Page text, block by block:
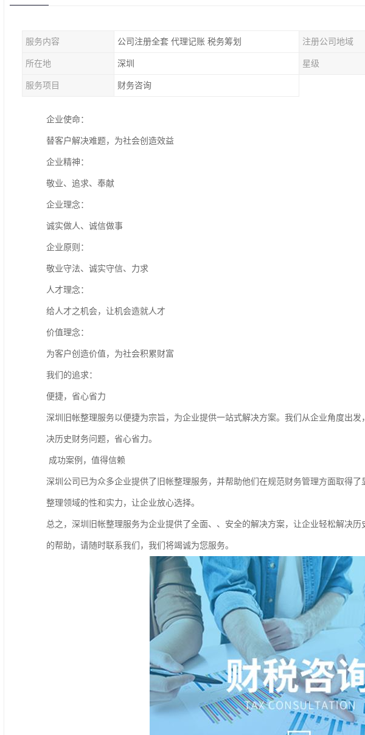
服务内容 公司注册全套 代理记账 税务筹划 注册公司地域
所在地 深圳 星级
服务项目 财务咨询
企业使命：
替客户解决难题，为社会创造效益
企业精神：
敬业、追求、奉献
企业理念：
诚实做人、诚信做事
企业原则：
敬业守法、诚实守信、力求
人才理念：
给人才之机会，让机会造就人才
价值理念：
为客户创造价值，为社会积累财富
我们的追求：
便捷，省心省力
深圳旧帐整理服务以便捷为宗旨，为企业提供一站式解决方案。我们从企业角度出
决历史财务问题，省心省力。
成功案例，值得信赖
深圳公司已为众多企业提供了旧帐整理服务，并帮助他们在规范财务管理方面取得
整理领域的性和实力，让企业放心选择。
总之，深圳旧帐整理服务为企业提供了全面、、安全的解决方案，让企业轻松解决
的帮助，请随时联系我们，我们将竭诚为您服务。